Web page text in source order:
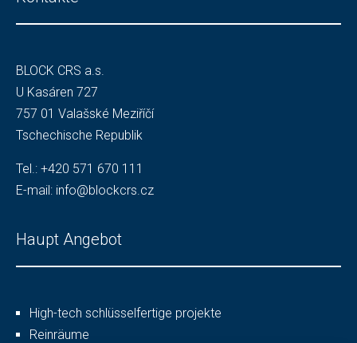
BLOCK CRS a.s.
U Kasáren 727
757 01 Valašské Meziříčí
Tschechische Republik
Tel.: +420 571 670 111
E-mail: info@blockcrs.cz
Haupt Angebot
High-tech schlüsselfertige projekte
Reinräume